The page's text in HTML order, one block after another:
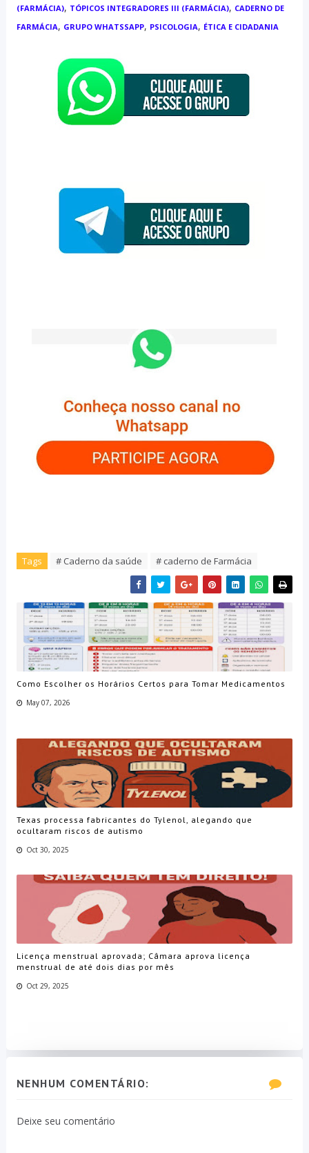
(FARMÁCIA), TÓPICOS INTEGRADORES III (FARMÁCIA), CADERNO DE
FARMÁCIA, GRUPO WHATSSAPP, PSICOLOGIA, ÉTICA E CIDADANIA
Tags # Caderno da saúde # caderno de Farmácia
Como Escolher os Horários Certos para Tomar Medicamentos
May 07, 2026
Texas processa fabricantes do Tylenol, alegando que
ocultaram riscos de autismo
Oct 30, 2025
Licença menstrual aprovada; Câmara aprova licença
menstrual de até dois dias por mês
Oct 29, 2025
NENHUM COMENTÁRIO:
Deixe seu comentário